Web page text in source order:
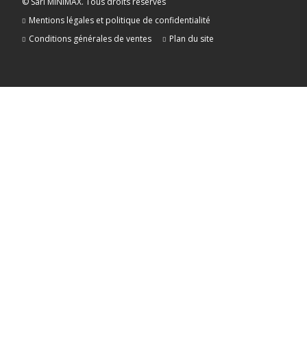
Mentions légales et politique de confidentialité
Conditions générales de ventes
Plan du site